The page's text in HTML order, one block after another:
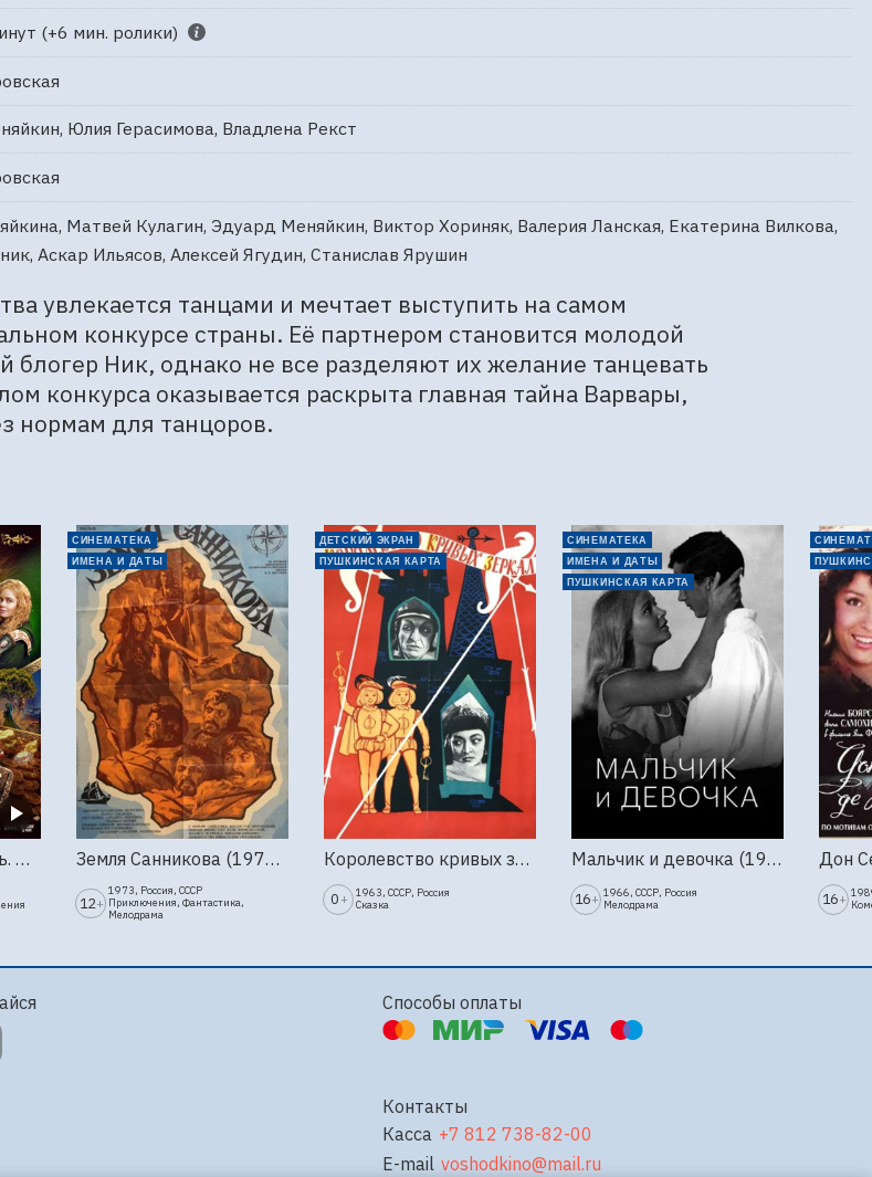
(+6 мин. ролики)
Юлия Герасимова, Владлена Рекст
Матвей Кулагин, Эдуард Меняйкин, Виктор Хориняк, Валерия Ланская, Екатерина Вилкова,
Аскар Ильясов, Алексей Ягудин, Станислав Ярушин
увлекается танцами и мечтает выступить на самом
конкурсе страны. Её партнером становится молодой
блогер Ник, однако не все разделяют их желание танцевать
конкурса оказывается раскрыта главная тайна Варвары,
нормам для танцоров.
Последний богатырь. Колобок
СИНЕМАТЕКА
ИМЕНА И ДАТЫ
Земля Санникова (1973, Мосфильм)
12+
1973, Россия, СССР
Приключения, Фантастика,
Мелодрама
ДЕТСКИЙ ЭКРАН
ПУШКИНСКАЯ КАРТА
Королевство кривых зеркал (1963г., Киностудия Горького)
0 +
1963, СССР, Россия
Сказка
СИНЕМАТЕКА
ИМЕНА И ДАТЫ
ПУШКИНСКАЯ КАРТА
Мальчик и девочка (1966г., Ленфильм)
16+ 1966, СССР, Россия
Мелодрама
16+
Способы оплаты
Контакты
Касса +7 812 738-82-00
E-mail voshodkino@mail.ru